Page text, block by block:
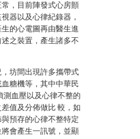
，目前陣發式心房顫
器以及心律紀錄器，
的心電圖再由醫生進
之裝置，產生諸多不
坊間出現許多攜帶式
糖機等，其中中華民
測血壓以及心律不整的
值及分佈做比 較，如
預存的心律不整特定
會產生一訊號，並顯